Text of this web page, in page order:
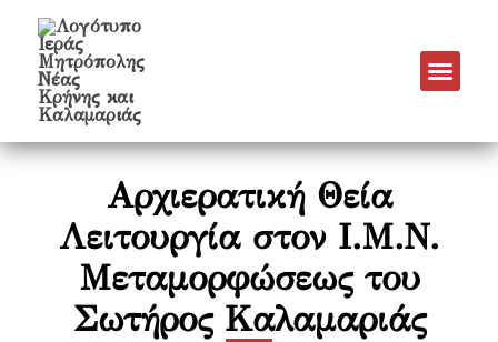
Αρχιερατική Θεία
Λειτουργία στον Ι.Μ.Ν.
Μεταμορφώσεως του
Σωτήρος Καλαμαριάς